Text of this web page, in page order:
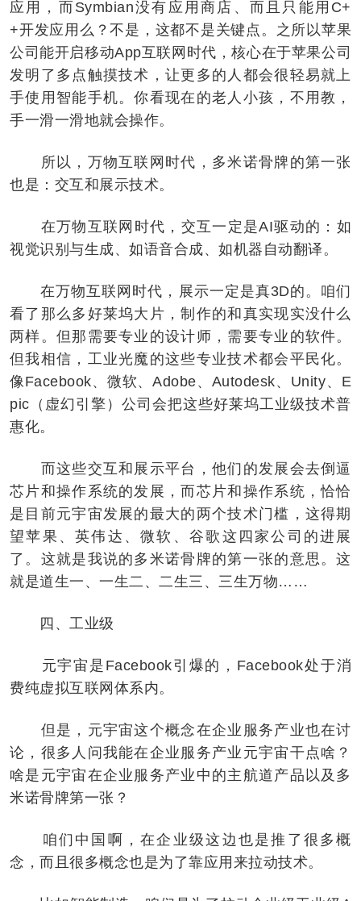
应用，而Symbian没有应用商店、而且只能用C+
+开发应用么？不是，这都不是关键点。之所以苹果
公司能开启移动App互联网时代，核心在于苹果公司
发明了多点触摸技术，让更多的人都会很轻易就上
手使用智能手机。你看现在的老人小孩，不用教，
手一滑一滑地就会操作。
所以，万物互联网时代，多米诺骨牌的第一张
也是：交互和展示技术。
在万物互联网时代，交互一定是AI驱动的：如
视觉识别与生成、如语音合成、如机器自动翻译。
在万物互联网时代，展示一定是真3D的。咱们
看了那么多好莱坞大片，制作的和真实现实没什么
两样。但那需要专业的设计师，需要专业的软件。
但我相信，工业光魔的这些专业技术都会平民化。
像Facebook、微软、Adobe、Autodesk、Unity、E
pic（虚幻引擎）公司会把这些好莱坞工业级技术普
惠化。
而这些交互和展示平台，他们的发展会去倒逼
芯片和操作系统的发展，而芯片和操作系统，恰恰
是目前元宇宙发展的最大的两个技术门槛，这得期
望苹果、英伟达、微软、谷歌这四家公司的进展
了。这就是我说的多米诺骨牌的第一张的意思。这
就是道生一、一生二、二生三、三生万物……
四、工业级
元宇宙是Facebook引爆的，Facebook处于消
费纯虚拟互联网体系内。
但是，元宇宙这个概念在企业服务产业也在讨
论，很多人问我能在企业服务产业元宇宙干点啥？
啥是元宇宙在企业服务产业中的主航道产品以及多
米诺骨牌第一张？
咱们中国啊，在企业级这边也是推了很多概
念，而且很多概念也是为了靠应用来拉动技术。